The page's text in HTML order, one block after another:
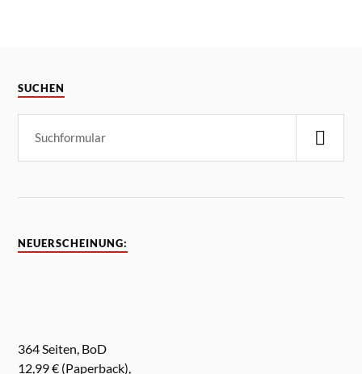
SUCHEN
NEUERSCHEINUNG:
364 Seiten, BoD
12,99 € (Paperback),